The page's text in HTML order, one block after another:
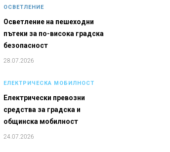
ОСВЕТЛЕНИЕ
Осветление на пешеходни
пътеки за по-висока градска
безопасност
28.07.2026
ЕЛЕКТРИЧЕСКА МОБИЛНОСТ
Електрически превозни
средства за градска и
общинска мобилност
24.07.2026